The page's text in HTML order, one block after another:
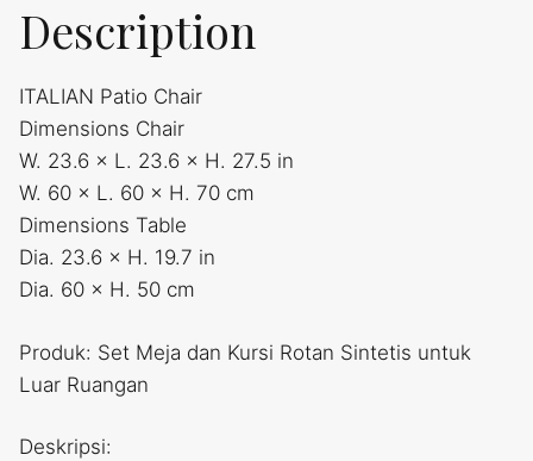
Description
ITALIAN Patio Chair
Dimensions Chair
W. 23.6 × L. 23.6 × H. 27.5 in
W. 60 × L. 60 × H. 70 cm
Dimensions Table
Dia. 23.6 × H. 19.7 in
Dia. 60 × H. 50 cm
Produk: Set Meja dan Kursi Rotan Sintetis untuk
Luar Ruangan
Deskripsi: